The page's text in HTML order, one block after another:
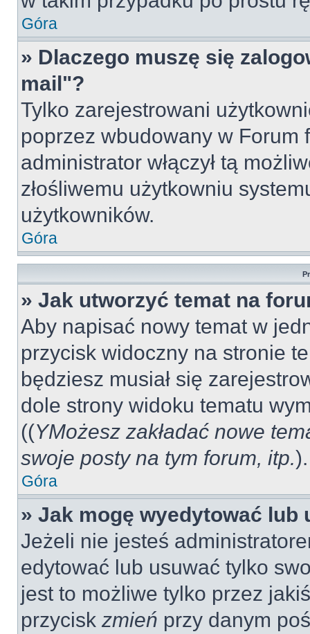
Góra
» Dlaczego muszę się
mail"?
Tylko zarejestrowani
poprzez wbudowany w Forum
administrator włączył tą
złośliwemu użytkowniu
użytkowników.
Góra
» Jak utworzyć temat na
Aby napisać nowy temat w
przycisk widoczny na stronie
będziesz musiał się
dole strony widoku tematu
((YMożesz zakładać nowe
swoje posty na tym forum, itp.).
Góra
» Jak mogę wyedytować lub
Jeżeli nie jesteś
edytować lub usuwać tylko
jest to możliwe tylko przez
przycisk zmień przy danym